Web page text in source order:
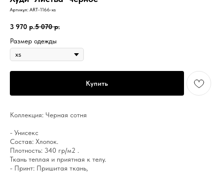
Артикул: ART-1166-xs
3 970 р.5 070 р.
Размер одежды
Купить
Коллекция: Черная сотня
- Унисекс
Состав: Хлопок.
Плотность: 340 гр/м2 .
Ткань теплая и приятная к телу.
- Принт: Пришитая ткань,